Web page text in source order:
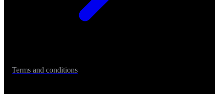
Terms and conditions